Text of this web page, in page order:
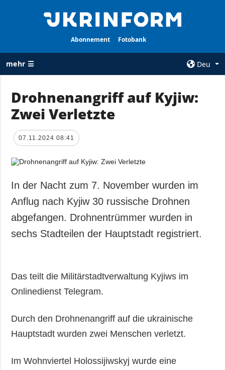
Abonnement Fotobank
mehr ☰
Deu
ALLE
Krieg
der Ukraine
Politik
Wirtschaft
Militär
Gesellschaft und
Kriminalität
Notstand und
services
Vertraulichkeit
und zum Schutz
Daten
ZUSÄTZLICH
Veröffentlichungen
LEISTUNGEN
Abonnement
Drohnenangriff auf Kyjiw:
Zwei Verletzte
07.11.2024 08:41
In der Nacht zum 7. November wurden im
Anflug nach Kyjiw 30 russische Drohnen
abgefangen. Drohnentrümmer wurden in
sechs Stadteilen der Hauptstadt registriert.
Das teilt die Militärstadtverwaltung Kyjiws im
Onlinedienst Telegram.
Durch den Drohnenangriff auf die ukrainische
Hauptstadt wurden zwei Menschen verletzt.
Im Wohnviertel Holossijiwskyj wurde eine